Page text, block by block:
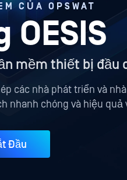
CỦA OPSWAT
OESIS
mềm thiết bị đầu
các nhà phát triển và
nhanh chóng và hiệu quả
Đầu